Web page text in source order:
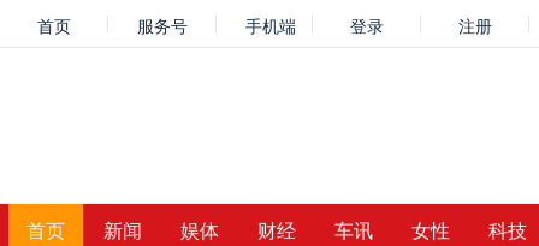
首页 服务号 手机端 登录 注册
首页 新闻 娱体 财经 车讯 女性 科技